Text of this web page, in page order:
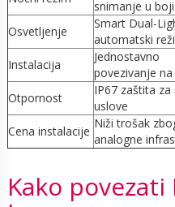
snimanje u boji
Osvetljenje
Smart Dual-
automatski
Instalacija
Jednostavno
povezivanje na
Otpornost
IP67 zaštita za
uslove
Cena instalacije
Niži trošak
analogne
Kako povezati